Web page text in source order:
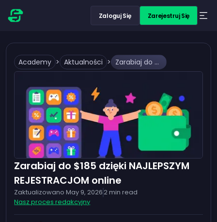
Zaloguj Się Zarejestruj Się
Academy > Aktualności > Zarabiaj do $185 dzięki NAJLEPSZYM REJESTRACJOM online
Zarabiaj do $185 dzięki NAJLEPSZYM
REJESTRACJOM online
Zaktualizowano May 9, 20262min read
Nasz proces redakcyjny